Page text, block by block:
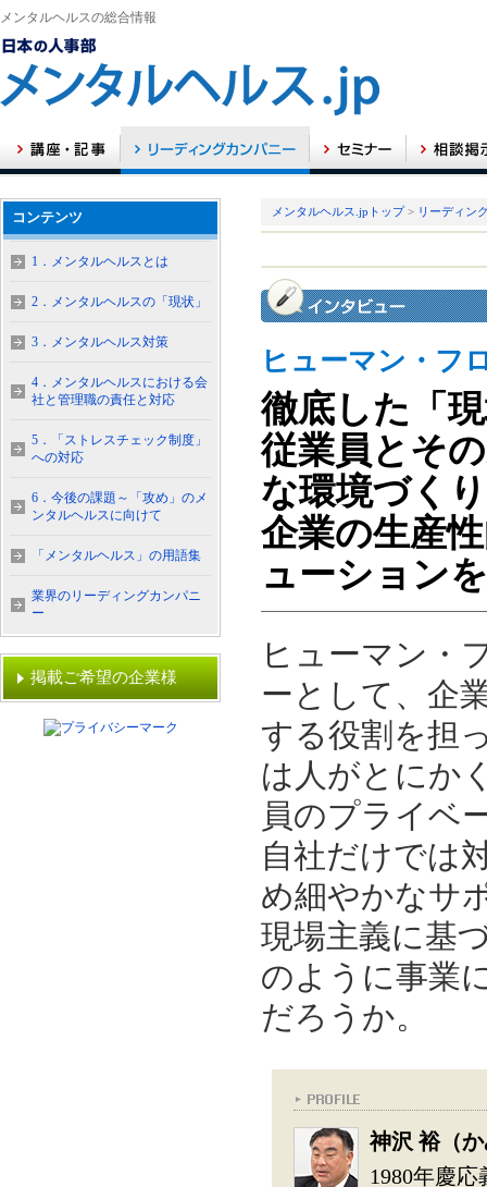
メンタルヘルスの総合情報
メンタルヘルス.jpトップ> リーディン
ヒューマン・フ
徹底した「
従業員とそ
な環境づく
企業の生産
ューション
ヒューマン・
ーとして、企
する役割を担
は人がとにか
員のプライベ
自社だけでは
め細やかなサ
現場主義に基
のように事業
だろうか。
神沢 裕（
1980年慶
コンテンツ
1．メンタルヘルスとは
2．メンタルヘルスの「現状」
3．メンタルヘルス対策
4．メンタルヘルスにおける会
社と管理職の責任と対応
5．「ストレスチェック制度」
への対応
6．今後の課題～「攻め」のメ
ンタルヘルスに向けて
「メンタルヘルス」の用語集
業界のリーディングカンパニ
ー
掲載ご希望の企業様